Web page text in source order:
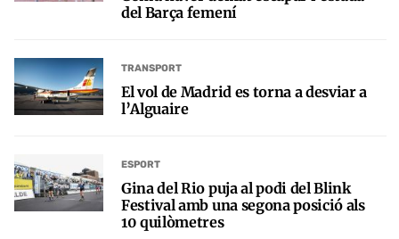
del Barça femení
TRANSPORT
El vol de Madrid es torna a desviar a
l’Alguaire
ESPORT
Gina del Rio puja al podi del Blink
Festival amb una segona posició als
10 quilòmetres